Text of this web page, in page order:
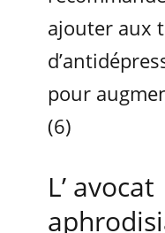
ajouter aux
pour
(6)
L’ avocat